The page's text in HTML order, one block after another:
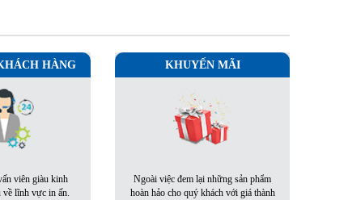
HÀNG
viên giàu kinh
về lĩnh vực in ấn.
KHUYẾN MÃI
Ngoài việc đem lại những sản phẩm
hoàn hảo cho quý khách với giá thành